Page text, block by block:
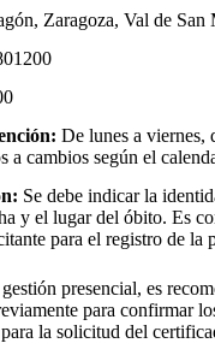
Zaragoza, Val de San
De lunes a viernes,
a cambios según el
Se debe indicar la
y el lugar del óbito. Es
para el registro de la
presencial, es
para confirmar
la solicitud del